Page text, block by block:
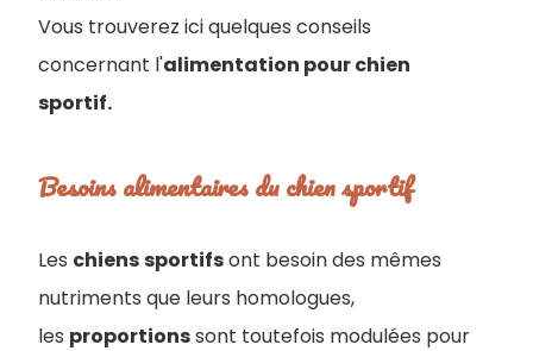
Vous trouverez ici quelques conseils
concernant l'alimentation pour chien
sportif.
Besoins alimentaires du chien sportif
Les chienssportifsont besoin des mêmes
nutriments que leurs homologues,
les proportionssont toutefois modulées pour